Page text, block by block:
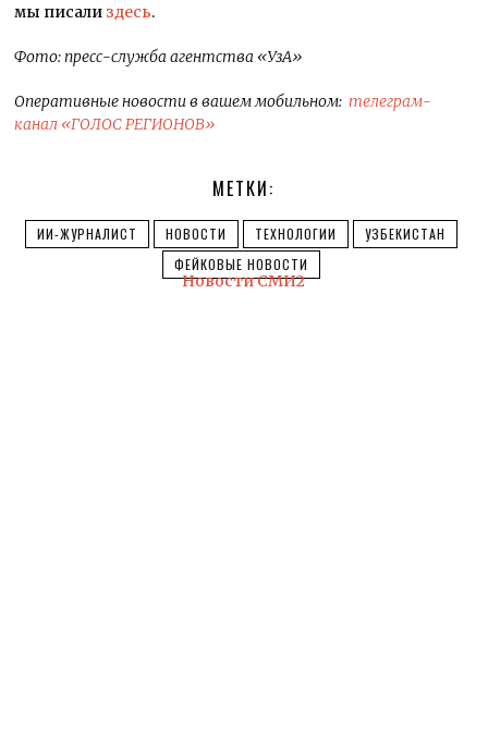
мы писали здесь.
Фото: пресс-служба агентства «УзА»
Оперативные новости в вашем мобильном:телеграм-
канал «ГОЛОС РЕГИОНОВ»
МЕТКИ:
ИИ-ЖУРНАЛИСТ НОВОСТИ ТЕХНОЛОГИИ
УЗБЕКИСТАН
ФЕЙКОВЫЕ НОВОСТИ
Новости СМИ2